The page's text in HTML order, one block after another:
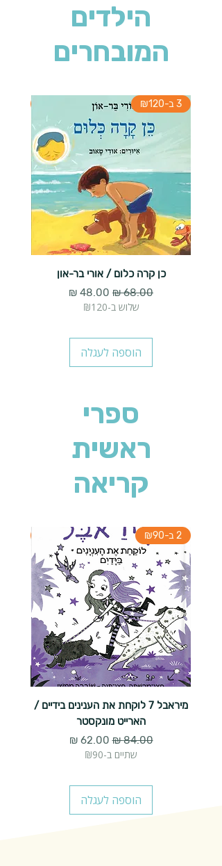
הילדים
המובחרים
3 ב-₪120
כן קרה כלום / אורי בר-און
מחיר רגיל מחיר מבצע
שלוש ב-₪120
הוספה לעגלה
ספרי
ראשית
קריאה
2 ב-₪90
מיראבל 7 לוקחת את הענינים בידיים /
הארייט מונקסטר
מחיר רגיל‏84.00 ‏₪ מחיר מבצע
שתיים ב-₪90
הוספה לעגלה